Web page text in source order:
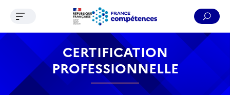
Contenu Recherche Menu Pied de page
Ouvrir le menu de navigation
CERTIFICATION
PROFESSIONNELLE